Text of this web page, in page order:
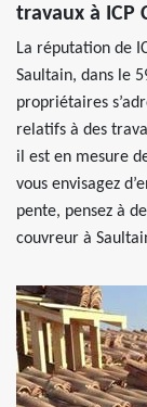
travaux à ICP
La réputation de
Saultain, dans le
propriétaires
relatifs à des
il est en mesure
vous envisagez
pente, pensez à
couvreur à